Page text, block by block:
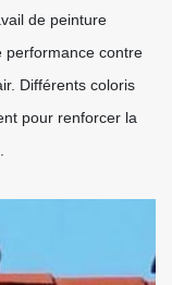
de peinture
performance contre
Différents coloris
pour renforcer la